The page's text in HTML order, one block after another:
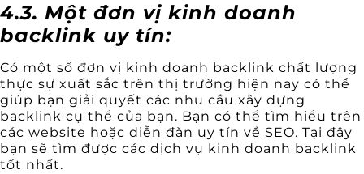
4.3. Một đơn vị kinh doanh
backlink uy tín:
Có một số đơn vị kinh doanh backlink chất lượng
thực sự xuất sắc trên thị trường hiện nay có thể
giúp bạn giải quyết các nhu cầu xây dựng
backlink cụ thể của bạn. Bạn có thể tìm hiểu trên
các website hoặc diễn đàn uy tín về SEO. Tại đây
bạn sẽ tìm được các dịch vụ kinh doanh backlink
tốt nhất.